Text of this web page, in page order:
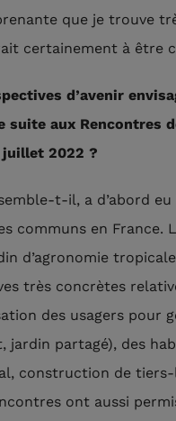
que je trouve
certainement à être
d’avenir
suite aux Rencontres
juillet 2022 ?
t-il, a d’abord
communs en France.
d’agronomie
très concrètes
des usagers pour
jardin partagé), des
construction de
ont aussi